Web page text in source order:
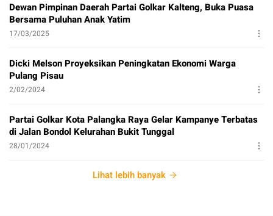
Dewan Pimpinan Daerah Partai Golkar Kalteng, Buka Puasa
Bersama Puluhan Anak Yatim
17/03/2025
Dicki Melson Proyeksikan Peningkatan Ekonomi Warga
Pulang Pisau
2/02/2024
Partai Golkar Kota Palangka Raya Gelar Kampanye Terbatas
di Jalan Bondol Kelurahan Bukit Tunggal
28/01/2024
Lihat lebih banyak